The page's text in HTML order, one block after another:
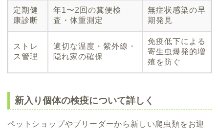
定期健
康診断
年1〜2回の糞便検
査・体重測定
無症状感染の早
期発見
ストレ
ス管理
適切な温度・紫外線・
隠れ家の確保
免疫低下による
寄生虫爆発的増
殖を防ぐ
新入り個体の検疫について詳しく
ペットショップやブリーダーから新しい爬虫類をお迎